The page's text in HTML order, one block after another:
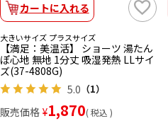
カートに入れる
大きいサイズ プラスサイズ
【満足：美温活】 ショーツ 湯たん
ぽ心地 無地 1分丈 吸湿発熱 LLサイ
ズ(37-4808G)
5.0 （1）
販売価格 ¥1,870 税込